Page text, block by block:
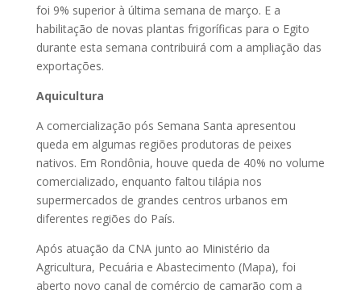
foi 9% superior à última semana de março. E a
habilitação de novas plantas frigoríficas para o Egito
durante esta semana contribuirá com a ampliação das
exportações.
Aquicultura
A comercialização pós Semana Santa apresentou
queda em algumas regiões produtoras de peixes
nativos. Em Rondônia, houve queda de 40% no volume
comercializado, enquanto faltou tilápia nos
supermercados de grandes centros urbanos em
diferentes regiões do País.
Após atuação da CNA junto ao Ministério da
Agricultura, Pecuária e Abastecimento (Mapa), foi
aberto novo canal de comércio de camarão com a